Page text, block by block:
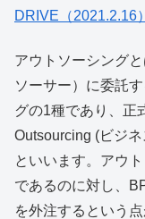
DRIVE（2021.2.16
アウトソーシング
ソーサー）に委託
グの1種であり、正
Outsourcing (ビジ
といいます。アウ
であるのに対し、
を外注するという